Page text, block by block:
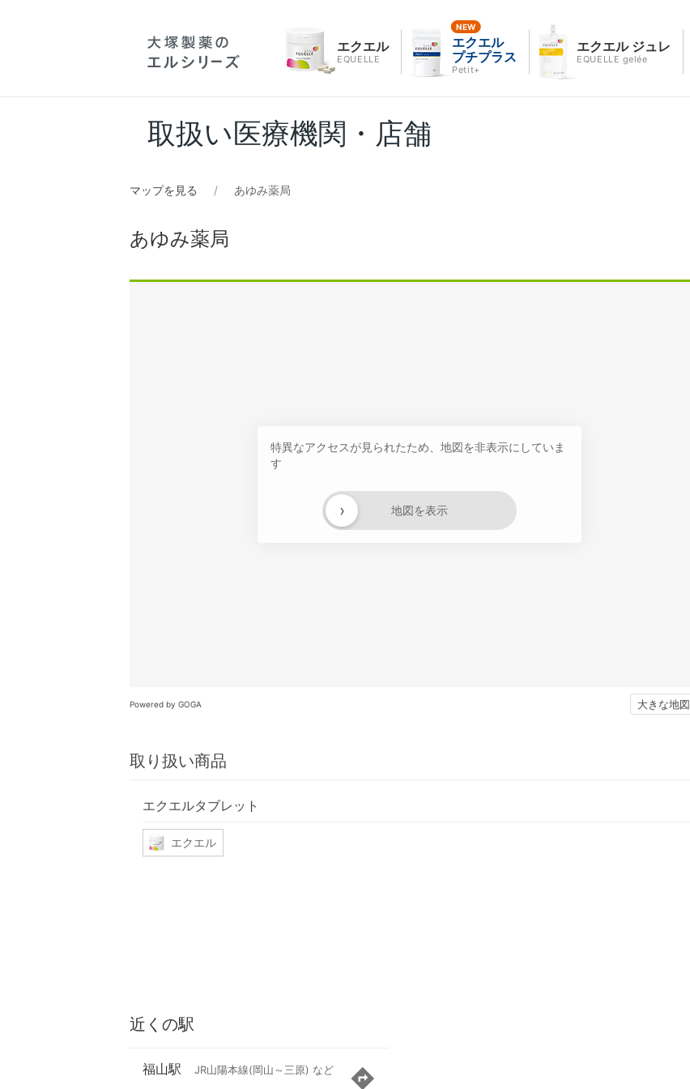
エクエル
EQUELLE
エクエル
プチプラス
Petit+
エクエル ジュレ
EQUELLE gelée
取扱い医療機関・店舗
マップを見る あゆみ薬局
あゆみ薬局
特異なアクセスが見られたため、地図を非表示にしていま
す
地図を表示
›
Powered by GOGA 大きな地図
取り扱い商品
エクエルタブレット
エクエル
近くの駅
福山駅 JR山陽本線(岡山～三原) など